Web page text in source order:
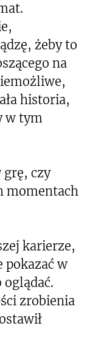
żeby to
na
historia,
w tym
grę, czy
momentach
karierze,
pokazać w
oglądać.
zrobienia